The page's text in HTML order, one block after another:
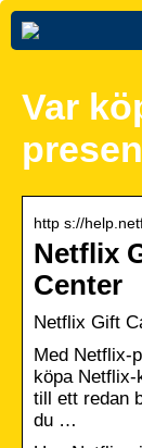
Var
http s://
Netflix
Center
Netflix Gift
Med Netflix-
köpa Netflix-
till ett redan
du …